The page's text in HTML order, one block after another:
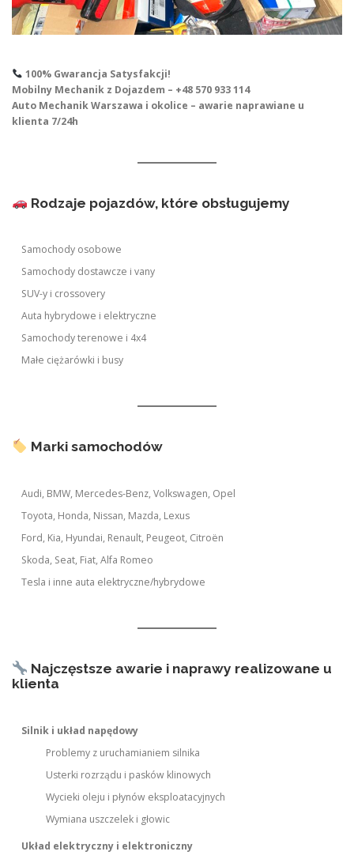
100% Gwarancja Satysfakcji!
Mobilny Mechanik z Dojazdem – +48 570 933 114
Auto Mechanik Warszawa i okolice – awarie naprawiane u
klienta 7/24h
Rodzaje pojazdów, które obsługujemy
Samochody osobowe
Samochody dostawcze i vany
SUV-y i crossovery
Auta hybrydowe i elektryczne
Samochody terenowe i 4x4
Małe ciężarówki i busy
Marki samochodów
Audi, BMW, Mercedes-Benz, Volkswagen, Opel
Toyota, Honda, Nissan, Mazda, Lexus
Ford, Kia, Hyundai, Renault, Peugeot, Citroën
Skoda, Seat, Fiat, Alfa Romeo
Tesla i inne auta elektryczne/hybrydowe
Najczęstsze awarie i naprawy realizowane u
klienta
Silnik i układ napędowy
Problemy z uruchamianiem silnika
Usterki rozrządu i pasków klinowych
Wycieki oleju i płynów eksploatacyjnych
Wymiana uszczelek i głowic
Układ elektryczny i elektroniczny